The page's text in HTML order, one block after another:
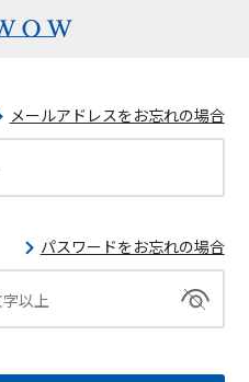
メールアドレスをお忘れの場合
パスワードをお忘れの場合